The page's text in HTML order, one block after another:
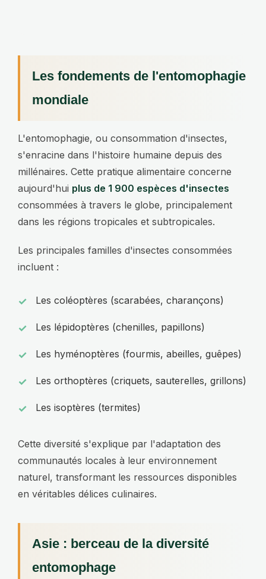
Les fondements de l'entomophagie
mondiale
L'entomophagie, ou consommation d'insectes,
s'enracine dans l'histoire humaine depuis des
millénaires. Cette pratique alimentaire concerne
aujourd'hui plus de 1 900 espèces d'insectes
consommées à travers le globe, principalement
dans les régions tropicales et subtropicales.
Les principales familles d'insectes consommées
incluent :
Les coléoptères (scarabées, charançons)
Les lépidoptères (chenilles, papillons)
Les hyménoptères (fourmis, abeilles, guêpes)
Les orthoptères (criquets, sauterelles, grillons)
Les isoptères (termites)
Cette diversité s'explique par l'adaptation des
communautés locales à leur environnement
naturel, transformant les ressources disponibles
en véritables délices culinaires.
Asie : berceau de la diversité
entomophage